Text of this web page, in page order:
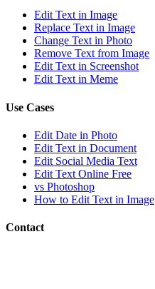
Edit Text in Image
Replace Text in Image
Change Text in Photo
Remove Text from Image
Edit Text in Screenshot
Edit Text in Meme
Use Cases
Edit Date in Photo
Edit Text in Document
Edit Social Media Text
Edit Text Online Free
vs Photoshop
How to Edit Text in Image
Contact